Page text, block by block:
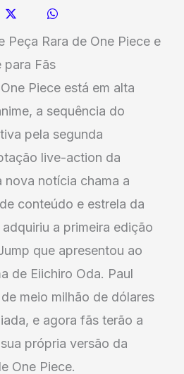
Peça Rara de One Piece e
para Fãs
Piece está em alta
a sequência do
pela segunda
live-action da
nova notícia chama a
conteúdo e estrela da
a primeira edição
que apresentou ao
de Eiichiro Oda. Paul
meio milhão de dólares
e agora fãs terão a
própria versão da
One Piece.